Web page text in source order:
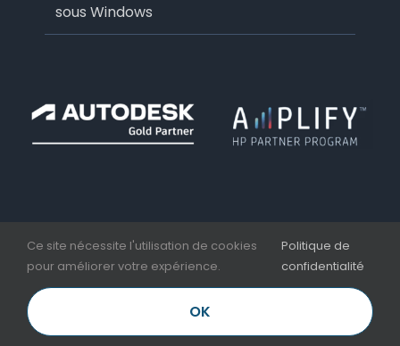
sous Windows
LinkedInFacebookYouTube
Ce site nécessite l'utilisation de cookies
pour améliorer votre expérience.
Politique de
confidentialité
OK